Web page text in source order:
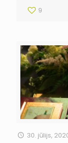
9
30. jūlijs,